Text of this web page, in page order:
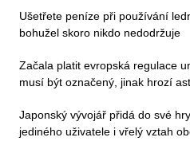
Ušetřete peníze při používání
bohužel skoro nikdo nedodržuje
Začala platit evropská regulace
musí být označený, jinak hrozí
Japonský vývojář přidá do své
jediného uživatele i vřelý vztah